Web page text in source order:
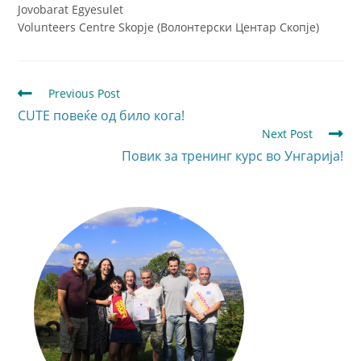
Jovobarat Egyesulet
Volunteers Centre Skopje (Волонтерски Центар Скопје)
Previous Post
CUTE повеќе од било кога!
Next Post
Повик за тренинг курс во Унгарија!